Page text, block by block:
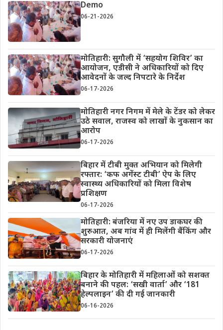
Demo
06-21-2026
मोतिहारी: सुगौली में ‘सहयोग शिविर’ का
आयोजन, एडीसी ने अधिकारियों को दिए
आवेदनों के जल्द निपटारे के निर्देश
06-17-2026
मोतिहारी नगर निगम में मेले के टेंडर को लेकर
उठे सवाल, राजस्व को लाखों के नुकसान का
आरोप
06-17-2026
बिहार में टीबी मुक्त अभियान को मिलेगी
रफ्तार: ‘कफ अगेंस्ट टीबी’ ऐप के लिए
स्वास्थ्य अधिकारियों को मिला विशेष
प्रशिक्षण
06-17-2026
मोतिहारी: बंजरिया में नए उप डाकघर की
शुरुआत, अब गांव में ही मिलेंगी बैंकिंग और
सरकारी योजनाएं
06-17-2026
बिहार के मोतिहारी में महिलाओं को सशक्त
बनाने की पहल: ‘सखी वार्ता’ और ‘181
हेल्पलाइन’ की दी गई जानकारी
06-16-2026